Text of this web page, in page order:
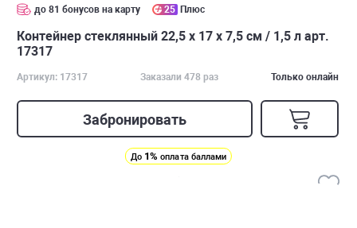
до 81 бонусов на карту 25 Плюс
Контейнер стеклянный 22,5 х 17 х 7,5 см / 1,5 л арт.
17317
Артикул: 17317 Заказали 478 раз Только онлайн
Забронировать
До 1% оплата баллами